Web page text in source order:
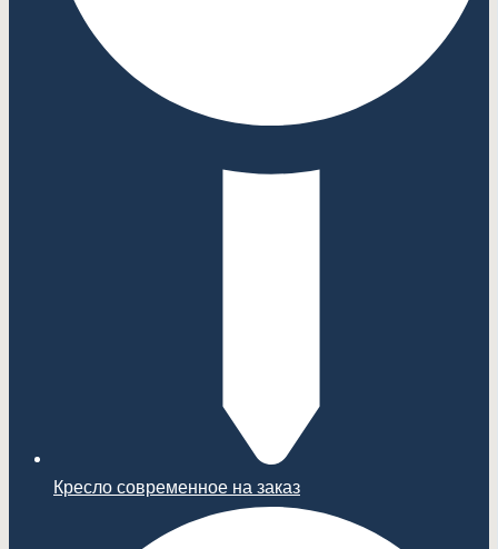
Кресло современное на заказ